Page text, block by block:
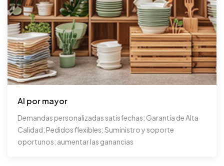
Al por mayor
Demandas personalizadas satisfechas; Garantía de Alta
Calidad; Pedidos flexibles; Suministro y soporte
oportunos; aumentar las ganancias